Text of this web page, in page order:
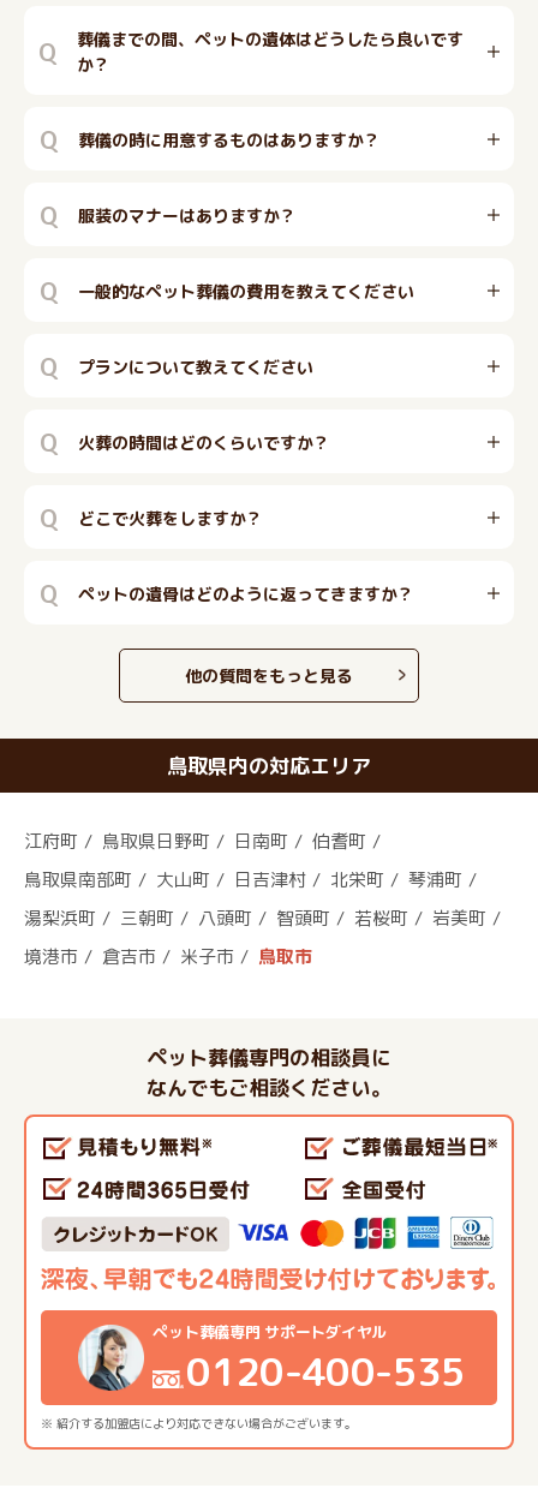
Q
葬儀までの間、ペットの遺体はどうしたら良いです
か？
Q 葬儀の時に用意するものはありますか？
Q 服装のマナーはありますか？
Q 一般的なペット葬儀の費用を教えてください
Q プランについて教えてください
Q 火葬の時間はどのくらいですか？
Q どこで火葬をしますか？
Q ペットの遺骨はどのように返ってきますか？
他の質問をもっと見る
鳥取県内の対応エリア
江府町 鳥取県日野町 日南町
伯耆町
鳥取県南部町
大山町 日吉津村 北栄町
琴浦町
湯梨浜町
三朝町 八頭町 智頭町 若桜町
岩美町
境港市
倉吉市 米子市 鳥取市
ペット葬儀専門の相談員に
なんでもご相談ください。
※ 紹介する加盟店により対応できない場合がございます。
ペット葬儀専門 サポートダイヤル
0120-400-535